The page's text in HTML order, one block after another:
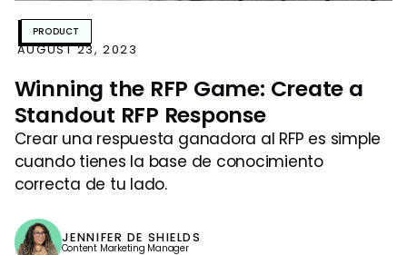
PRODUCT
AUGUST 23, 2023
Winning the RFP Game: Create a
Standout RFP Response
Crear una respuesta ganadora al RFP es simple
cuando tienes la base de conocimiento
correcta de tu lado.
JENNIFER DE SHIELDS
Content Marketing Manager